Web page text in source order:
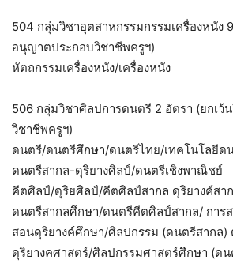
504 กลุ่มวิชาอุตสาหกรรมกรรมเครื่องหนัง
อนุญาตประกอบวิชาชีพครูฯ)
หัตถกรรมเครื่องหนัง/เครื่องหนัง
506 กลุ่มวิชาศิลปการดนตรี 2 อัตรา (ยกเว้
วิชาชีพครูฯ)
ดนตรี/ดนตรีศึกษา/ดนตรีไทย/เทคโนโลยี
ดนตรีสากล-ดุริยางศิลป์/ดนตรีเชิงพาณิชย์
คีตศิลป์/ดุริยศิลป์/คีตศิลป์สากล ดุริยางค์สา
ดนตรีสากลศึกษา/ดนตรีคีตศิลป์สากล/ การ
สอนดุริยางค์ศึกษา/ศิลปกรรม (ดนตรีสากล)
ดุริยางคศาสตร์/ศิลปกรรมศาสตร์ศึกษา (ด